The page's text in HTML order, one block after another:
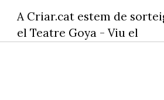
A Criar.cat estem de
el Teatre Goya - Viu el